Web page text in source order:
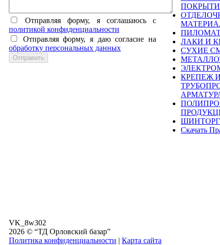
Отправляя форму, я соглашаюсь c
политикой конфиденциальности
Отправляя форму, я даю согласие на
обработку персональных данных
ЛАКИ И
СУХИЕ
КРЕПЕЖ
ШИНТОРГ
Скачать
VK_8w302
2026 © “ТД Орловский базар”
Политика конфиденциальности | Карта сайта